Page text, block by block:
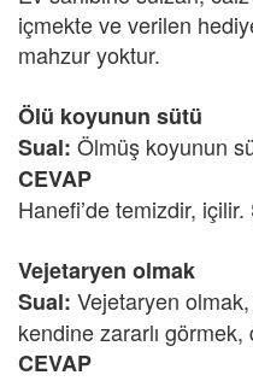
içmekte ve verilen
mahzur yoktur.
Ölü koyunun sütü
Sual: Ölmüş koyunun
CEVAP
Hanefi’de temizdir,
Vejetaryen olmak
Sual: Vejetaryen
kendine zararlı
CEVAP